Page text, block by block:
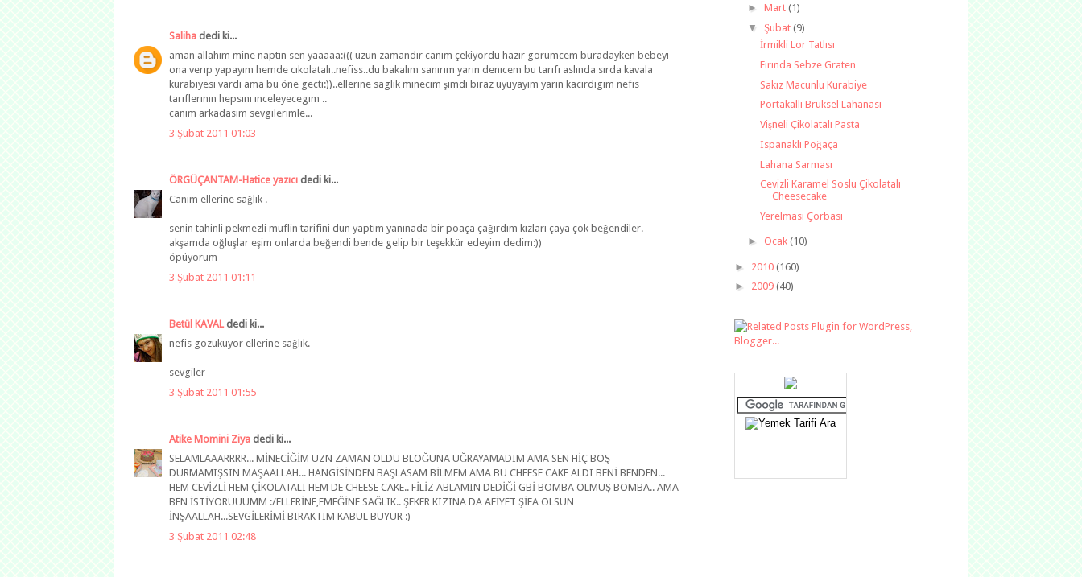
Saliha dedi ki...
aman allahım mine naptın sen yaaaaa:((( uzun zamandır canım çekiyordu hazır görumcem buradayken bebeyı
ona verıp yapayım hemde cıkolatalı..nefiss..du bakalım sanırım yarın denıcem bu tarıfı aslında sırda kavala
kurabıyesı vardı ama bu öne gectı:))..ellerine saglık minecim şimdi biraz uyuyayım yarın kacırdıgım nefıs
tarıflerının hepsını ınceleyecegım ..
canım arkadasım sevgılerımle...
3 Şubat 2011 01:03
ÖRGÜÇANTAM-Hatice yazıcı dedi ki...
Canım ellerine sağlık .
senin tahinli pekmezli muflin tarifini dün yaptım yanınada bir poaça çağırdım kızları çaya çok beğendiler.
akşamda oğluşlar eşim onlarda beğendi bende gelip bir teşekkür edeyim dedim:))
öpüyorum
3 Şubat 2011 01:11
Betül KAVAL dedi ki...
nefis gözüküyor ellerine sağlık.
sevgiler
3 Şubat 2011 01:55
Atike Momini Ziya dedi ki...
SELAMLAAARRRR... MİNECİĞİM UZN ZAMAN OLDU BLOĞUNA UĞRAYAMADIM AMA SEN HİÇ BOŞ
DURMAMIŞSIN MAŞAALLAH... HANGİSİNDEN BAŞLASAM BİLMEM AMA BU CHEESE CAKE ALDI BENİ BENDEN...
HEM CEVİZLİ HEM ÇİKOLATALI HEM DE CHEESE CAKE.. FİLİZ ABLAMIN DEDİĞİ GBİ BOMBA OLMUŞ BOMBA.. AMA
BEN İSTİYORUUUMM :/ELLERİNE,EMEĞİNE SAĞLIK.. ŞEKER KIZINA DA AFİYET ŞİFA OLSUN
İNŞAALLAH...SEVGİLERİMİ BIRAKTIM KABUL BUYUR :)
3 Şubat 2011 02:48
► Mart (1)
▼ Şubat (9)
İrmikli Lor Tatlısı
Fırında Sebze Graten
Sakız Macunlu Kurabiye
Portakallı Brüksel Lahanası
Vişneli Çikolatalı Pasta
Ispanaklı Poğaça
Lahana Sarması
Cevizli Karamel Soslu Çikolatalı
Cheesecake
Yerelması Çorbası
► Ocak (10)
► 2010 (160)
► 2009 (40)